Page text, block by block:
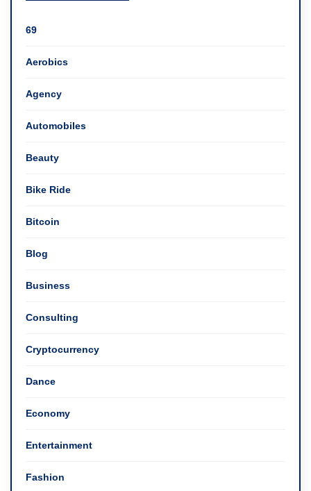
69
Aerobics
Agency
Automobiles
Beauty
Bike Ride
Bitcoin
Blog
Business
Consulting
Cryptocurrency
Dance
Economy
Entertainment
Fashion